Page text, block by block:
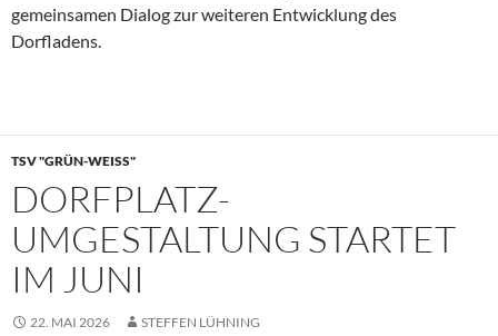
gemeinsamen Dialog zur weiteren Entwicklung des
Dorfladens.
TSV "GRÜN-WEISS"
DORFPLATZ-
UMGESTALTUNG STARTET
IM JUNI
22. MAI 2026 STEFFEN LÜHNING